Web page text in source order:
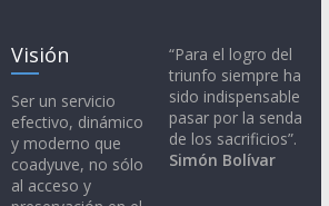
Visión
Ser un servicio
efectivo, dinámico
y moderno que
coadyuve, no sólo
al acceso y
“Para el logro del
triunfo siempre ha
sido indispensable
pasar por la senda
de los sacrificios”.
Simón Bolívar